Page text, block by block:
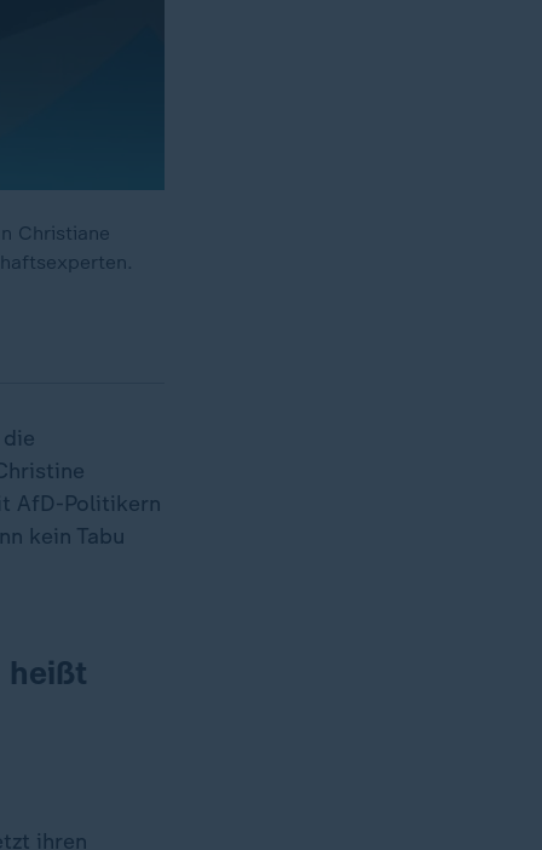
Christiane
AfD-Politikern
kein Tabu
heißt
ihren